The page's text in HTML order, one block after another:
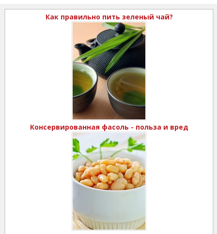
Как правильно пить зеленый чай?
Консервированная фасоль - польза и вред